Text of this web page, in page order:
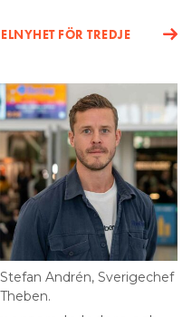
Stefan Andrén, Sverigechef
ledare och
utan
Andrén,
Läs E-tidningen